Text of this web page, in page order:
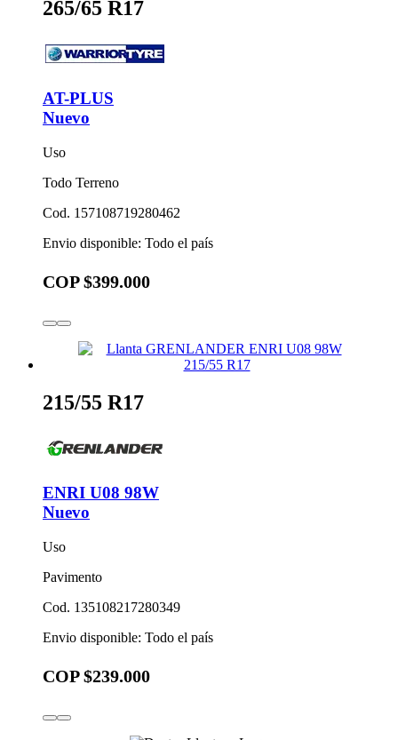
265/65 R17
AT-PLUS
Nuevo
Uso
Todo Terreno
Cod. 157108719280462
Envio disponible: Todo el país
COP $399.000
215/55 R17
ENRI U08 98W
Nuevo
Uso
Pavimento
Cod. 135108217280349
Envio disponible: Todo el país
COP $239.000